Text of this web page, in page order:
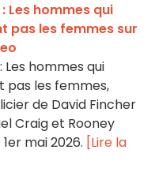
Les hommes qui
pas les femmes sur
Les hommes qui
pas les femmes,
de David Fincher
Craig et Rooney
mai 2026. [Lire la